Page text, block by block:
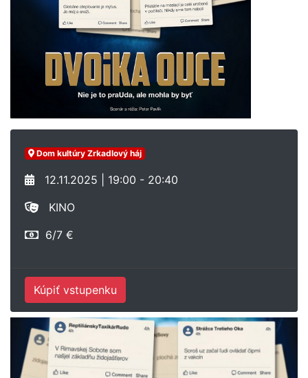
Dom kultúry Zrkadlový háj
12.11.2025 | 19:00 - 20:40
KINO
6/7 €
Kúpiť vstupenku